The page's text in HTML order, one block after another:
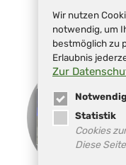
Wir nutzen
notwendig, um
bestmöglich zu
Erlaubnis
Zur
Statistik
Cookies
Diese